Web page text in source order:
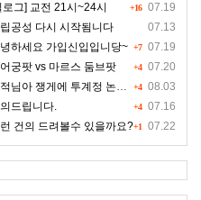
+16 07.19
로그] 교전 21시~24시
07.13
공성 다시 시작됨니다
+7 07.19
하세요 가입신입입니당~
+4 07.20
궁팟 vs 마르스 둠브팟
+4 08.03
님아 쟁게에 투계정 논란좀 만들지 마세요
+4 07.16
드립니다.
+1 07.22
건의 드려볼수 있을까요?